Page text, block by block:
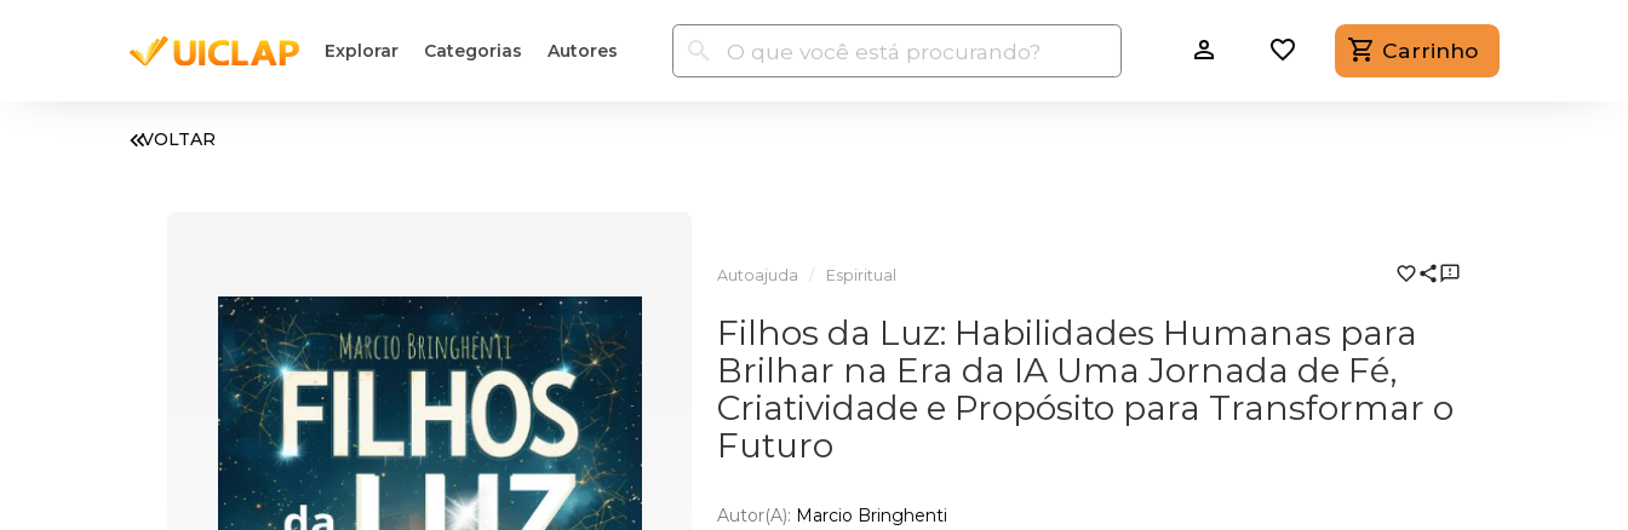
Explorar Categorias Autores Carrinho
VOLTAR
Autoajuda Espiritual
Filhos da Luz: Habilidades Humanas para
Brilhar na Era da IA Uma Jornada de Fé,
Criatividade e Propósito para Transformar o
Futuro
Autor(a): Marcio Bringhenti